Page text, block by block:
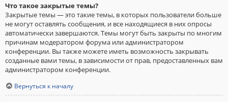
Что такое закрытые темы?
Закрытые темы — это такие темы, в которых пользователи больше
не могут оставлять сообщения, и все находящиеся в них опросы
автоматически завершаются. Темы могут быть закрыты по многим
причинам модератором форума или администратором
конференции. Вы также можете иметь возможность закрывать
созданные вами темы, в зависимости от прав, предоставленных вам
администратором конференции.
Вернуться к началу